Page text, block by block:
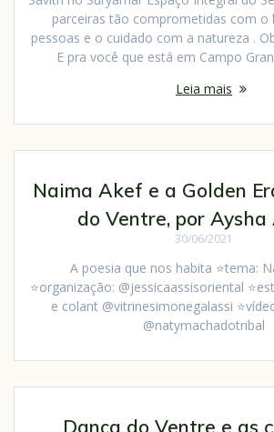
parceiras tão comprometidas com o
pessoas e o cuidado com a natureza .
E pra você que está em Campo
Leia mais
Naima Akef e a Golden
do Ventre, por Aysha
30/06/2021
A poesia que nos habita ⭐tema:
⭐organização: @jessicaassisoriental
e colant @vitrinesimonegalassi
@natymachadotribal
Dança do Ventre e as